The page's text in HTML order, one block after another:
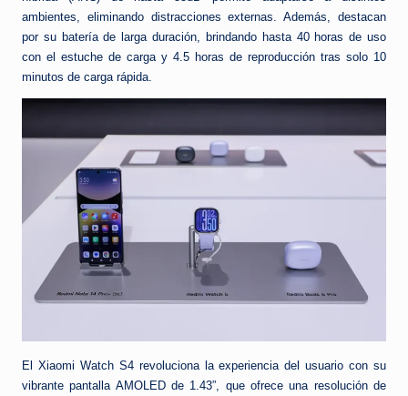
ambientes, eliminando distracciones externas. Además, destacan
por su batería de larga duración, brindando hasta 40 horas de uso
con el estuche de carga y 4.5 horas de reproducción tras solo 10
minutos de carga rápida.
El Xiaomi Watch S4 revoluciona la experiencia del usuario con su
vibrante pantalla AMOLED de 1.43”, que ofrece una resolución de